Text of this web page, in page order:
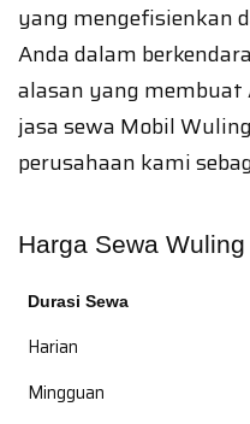
yang mengefisienkan
Anda dalam
alasan yang
jasa sewa Mobil
perusahaan kami
Harga Sewa
Durasi Sewa
Harian
Mingguan